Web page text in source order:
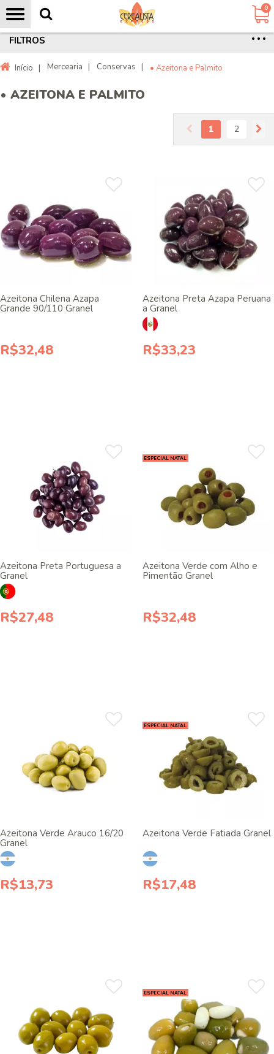
0
Início | Mercearia | Conservas | • Azeitona e Palmito
FILTROS
• AZEITONA E PALMITO
1 2
Azeitona Chilena Azapa
Grande 90/110 Granel
R$32,48
Azeitona Preta Azapa Peruana
a Granel
R$33,23
Azeitona Preta Portuguesa a
Granel
R$27,48
ESPECIAL NATAL
Azeitona Verde com Alho e
Pimentão Granel
R$32,48
Azeitona Verde Arauco 16/20
Granel
R$13,73
ESPECIAL NATAL
Azeitona Verde Fatiada Granel
R$17,48
ESPECIAL NATAL